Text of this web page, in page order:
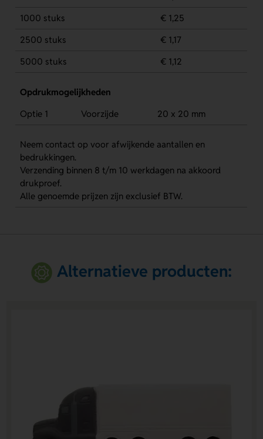
1000 stuks
€ 1,25
2500 stuks
€ 1,17
5000 stuks
€ 1,12
Opdrukmogelijkheden
Optie 1
Voorzijde 20 x 20 mm
Neem contact op voor afwijkende aantallen en
bedrukkingen.
Verzending binnen 8 t/m 10 werkdagen na akkoord
drukproef.
Alle genoemde prijzen zijn exclusief BTW.
Alternatieve producten: